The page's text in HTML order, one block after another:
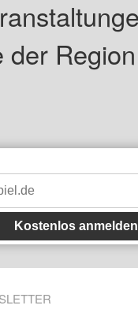
der
Kostenlos anmelden